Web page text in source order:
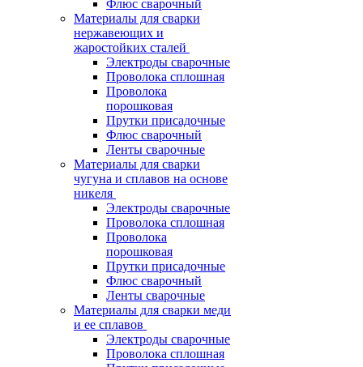
Флюс сварочный
Материалы для сварки
нержавеющих и
жаростойких сталей
Электроды сварочные
Проволока сплошная
Проволока
порошковая
Прутки присадочные
Флюс сварочный
Ленты сварочные
Материалы для сварки
чугуна и сплавов на основе
никеля
Электроды сварочные
Проволока сплошная
Проволока
порошковая
Прутки присадочные
Флюс сварочный
Ленты сварочные
Материалы для сварки меди
и ее сплавов
Электроды сварочные
Проволока сплошная